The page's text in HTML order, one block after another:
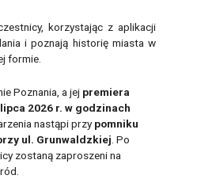
korzystając z aplikacji
i poznają historię miasta w
formie.
Poznania, a jej premiera
2026 r. w godzinach
nastąpi przypomniku
ul. Grunwaldzkiej . Po
zostaną zaproszeni na